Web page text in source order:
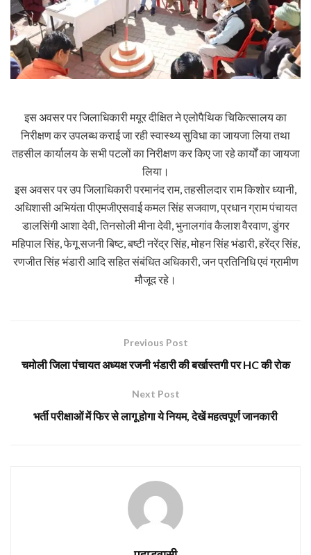
इस अवसर पर जिलाधिकारी मयूर दीक्षित ने एलोपैथिक चिकित्सालय का
निरीक्षण कर उपलब्ध कराई जा रही स्वास्थ्य सुविधा का जायजा लिया तथा
तहसील कार्यालय के सभी पटलों का निरीक्षण कर किए जा रहे कार्यों का जायजा
लिया।
इस अवसर पर उप जिलाधिकारी परमानंद राम, तहसीलदार राम किशोर ध्यानी,
अधिशासी अभियंता पीएमजीएसवाई कमल सिंह सजवाण, प्रधान ग्राम पंचायत
डालसिंगी आशा देवी, तिनसोली मीना देवी, भुनालगांव कैलाश वैरवाण, डुंगर
महिपाल सिंह, फेगू सजनी बिष्ट, बष्टी नरेंद्र सिंह, मोहन सिंह भंडारी, हरेंद्र सिंह,
रणजीत सिंह भंडारी आदि सहित संबंधित अधिकारी, जन प्रतिनिधि एवं ग्रामीण
मौजूद रहे।
Previous Post
चमोली जिला पंचायत अध्यक्ष रजनी भंडारी की बर्खास्तगी पर HC की रोक
Next Post
भर्ती परीक्षाओं में फिर से लागू होगा ये नियम, देखें महत्वपूर्ण जानकारी